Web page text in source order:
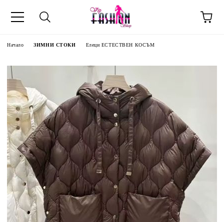
Начало ЗИМНИ СТОКИ Елеци ЕСТЕСТВЕН КОСЪМ